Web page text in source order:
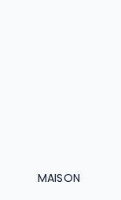
MAISON